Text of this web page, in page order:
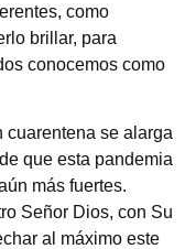
como
brillar, para
conocemos como
cuarentena se alarga
que esta pandemia
más fuertes.
Señor Dios, con Su
al máximo este